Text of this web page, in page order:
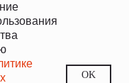
Позвонить
OK